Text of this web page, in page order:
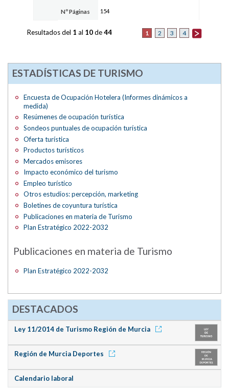
Nº Páginas 154
1 2 3 4
Resultados del 1 al 10de44
ESTADÍSTICAS DE TURISMO
Encuesta de Ocupación Hotelera (Informes dinámicos a
medida)
Resúmenes de ocupación turística
Sondeos puntuales de ocupación turística
Oferta turística
Productos turísticos
Mercados emisores
Impacto económico del turismo
Empleo turístico
Otros estudios: percepción, marketing
Boletines de coyuntura turística
Publicaciones en materia de Turismo
Plan Estratégico 2022-2032
Publicaciones en materia de Turismo
Plan Estratégico 2022-2032
DESTACADOS
Ley 11/2014 de Turismo Región de Murcia
Región de Murcia Deportes
Calendario laboral